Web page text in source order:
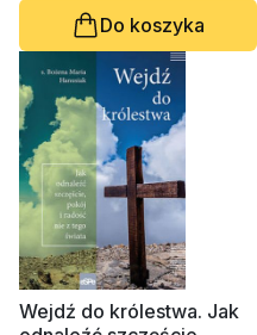
Do koszyka
Wejdź do królestwa. Jak